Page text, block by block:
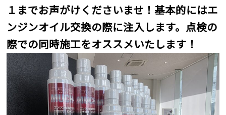
１までお声がけくださいませ！基本的にはエ
ンジンオイル交換の際に注入します。点検の
際での同時施工をオススメいたします！